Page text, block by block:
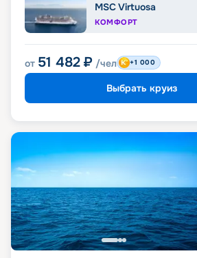
MSC Virtuosa
КОМФОРТ
от 51 482 ₽ /чел +1 000
Выбрать круиз